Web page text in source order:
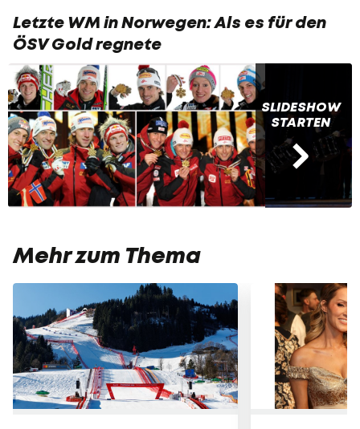
Letzte WM in Norwegen: Als es für den
ÖSV Gold regnete
SLIDESHOW
STARTEN
Mehr zum Thema